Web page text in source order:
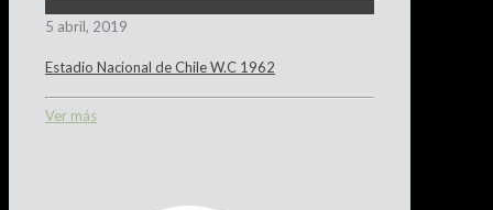
5 abril, 2019
Estadio Nacional de Chile W.C 1962
Ver más